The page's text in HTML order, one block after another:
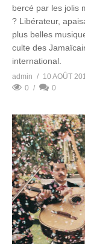
bercé par les jolis
? Libérateur,
plus belles
culte des
international.
admin
10 AOÛT
0
0